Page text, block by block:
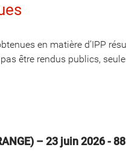
en matière d’IPP
être rendus publics,
– 23 juin 2026 -